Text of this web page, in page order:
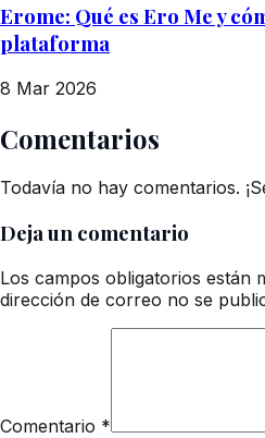
Erome: Qué es Ero Me y
plataforma
8 Mar 2026
Comentarios
Todavía no hay comentarios.
Deja un comentario
Los campos obligatorios están
dirección de correo no se
Comentario *